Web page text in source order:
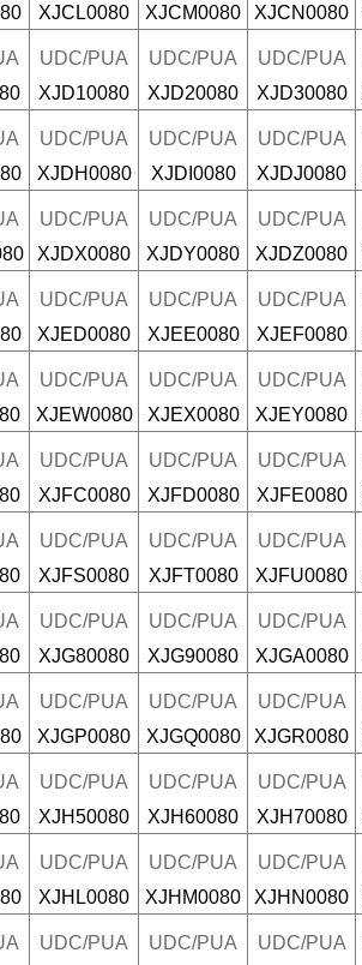
XJCL0080
XJCM0080
XJCN0080
UDC/PUA
XJD10080
UDC/PUA
XJD20080
UDC/PUA
XJD30080
UDC/PUA
XJDH0080
UDC/PUA
XJDI0080
UDC/PUA
XJDJ0080
UDC/PUA
XJDX0080
UDC/PUA
XJDY0080
UDC/PUA
XJDZ0080
UDC/PUA
XJED0080
UDC/PUA
XJEE0080
UDC/PUA
XJEF0080
UDC/PUA
XJEW0080
UDC/PUA
XJEX0080
UDC/PUA
XJEY0080
UDC/PUA
XJFC0080
UDC/PUA
XJFD0080
UDC/PUA
XJFE0080
UDC/PUA
XJFS0080
UDC/PUA
XJFT0080
UDC/PUA
XJFU0080
UDC/PUA
XJG80080
UDC/PUA
XJG90080
UDC/PUA
XJGA0080
UDC/PUA
XJGP0080
UDC/PUA
XJGQ0080
UDC/PUA
XJGR0080
UDC/PUA
XJH50080
UDC/PUA
XJH60080
UDC/PUA
XJH70080
UDC/PUA
XJHL0080
UDC/PUA
XJHM0080
UDC/PUA
XJHN0080
UDC/PUA
UDC/PUA
UDC/PUA